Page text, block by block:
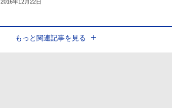
2016年12月22日
もっと関連記事を見る